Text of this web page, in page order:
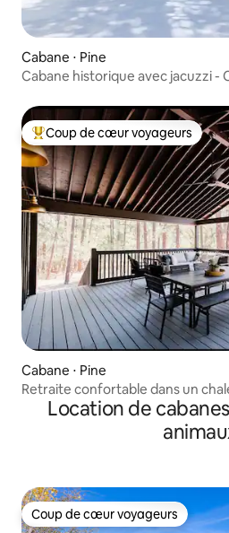
Cabane ⋅ Pine
Cabane historique avec jacuzzi -
Coups de cœur voyageurs les
Coup de cœur voyageurs
Cabane ⋅ Pine
Retraite confortable dans un
Jacuzzi + grande terrasse
Location de
Coup de cœur voyageurs
Coup de cœur voyageurs